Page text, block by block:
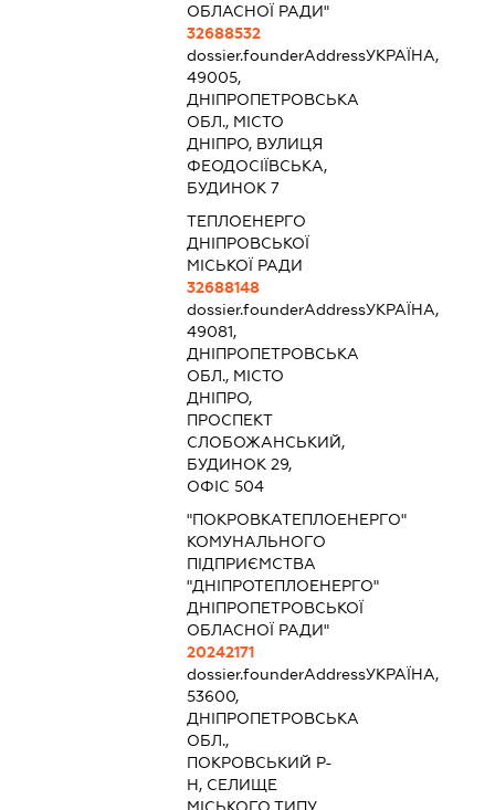
ОБЛАСНОЇ РАДИ"
32688532
dossier.founderAddressУКРАЇНА,
49005,
ДНІПРОПЕТРОВСЬКА
ОБЛ., МІСТО
ДНІПРО, ВУЛИЦЯ
ФЕОДОСІЇВСЬКА,
БУДИНОК 7
ТЕПЛОЕНЕРГО
ДНІПРОВСЬКОЇ
МІСЬКОЇ РАДИ
32688148
dossier.founderAddressУКРАЇНА,
49081,
ДНІПРОПЕТРОВСЬКА
ОБЛ., МІСТО
ДНІПРО,
ПРОСПЕКТ
СЛОБОЖАНСЬКИЙ,
БУДИНОК 29,
ОФІС 504
"ПОКРОВКАТЕПЛОЕНЕРГО"
КОМУНАЛЬНОГО
ПІДПРИЄМСТВА
"ДНІПРОТЕПЛОЕНЕРГО"
ДНІПРОПЕТРОВСЬКОЇ
ОБЛАСНОЇ РАДИ"
20242171
dossier.founderAddressУКРАЇНА,
53600,
ДНІПРОПЕТРОВСЬКА
ОБЛ.,
ПОКРОВСЬКИЙ Р-
Н, СЕЛИЩЕ